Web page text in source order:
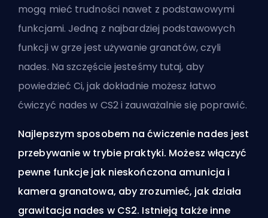
mogą mieć trudności nawet z podstawowymi
funkcjami. Jedną z najbardziej podstawowych
funkcji w grze jest używanie granatów, czyli
nades. Na szczęście jesteśmy tutaj, aby
powiedzieć Ci, jak dokładnie możesz łatwo
ćwiczyć nades w CS2 i zauważalnie się poprawić.
Najlepszym sposobem na ćwiczenie nades jest
przebywanie w trybie praktyki. Możesz włączyć
pewne funkcje jak nieskończona amunicja i
kamera granatowa, aby zrozumieć, jak działa
grawitacja nades w CS2. Istnieją także inne